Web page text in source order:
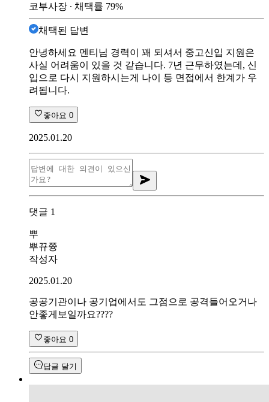
코부사장 ∙ 채택률 79%
채택된 답변
안녕하세요 멘티님 경력이 꽤 되셔서 중고신입 지원은
사실 어려움이 있을 것 같습니다. 7년 근무하였는데, 신
입으로 다시 지원하시는게 나이 등 면접에서 한계가 우
려됩니다.
좋아요 0
2025.01.20
댓글 1
뿌
뿌뀨쯍
작성자
2025.01.20
공공기관이나 공기업에서도 그점으로 공격들어오거나
안좋게보일까요????
좋아요 0
답글 달기